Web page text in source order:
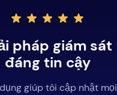
pháp giám sát
đáng tin cậy
giúp tôi cập nhật mọi